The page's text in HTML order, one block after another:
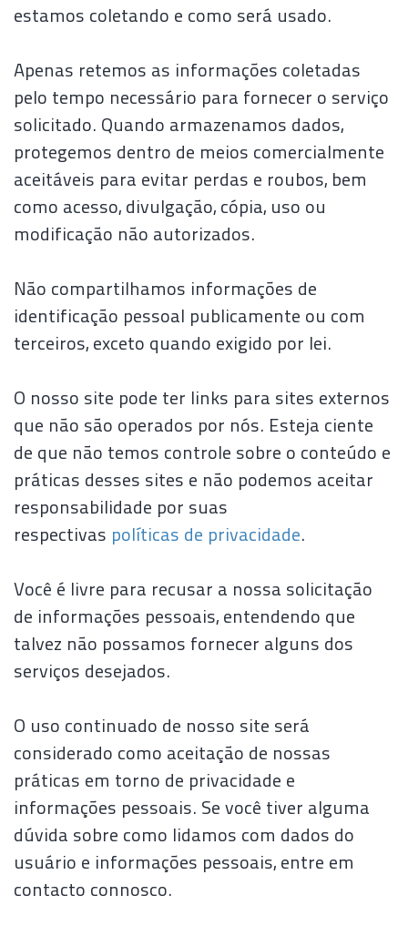
estamos coletando e como será usado.
Apenas retemos as informações coletadas
pelo tempo necessário para fornecer o serviço
solicitado. Quando armazenamos dados,
protegemos dentro de meios comercialmente
aceitáveis ​​para evitar perdas e roubos, bem
como acesso, divulgação, cópia, uso ou
modificação não autorizados.
Não compartilhamos informações de
identificação pessoal publicamente ou com
terceiros, exceto quando exigido por lei.
O nosso site pode ter links para sites externos
que não são operados por nós. Esteja ciente
de que não temos controle sobre o conteúdo e
práticas desses sites e não podemos aceitar
responsabilidade por suas
respectivas políticas de privacidade.
Você é livre para recusar a nossa solicitação
de informações pessoais, entendendo que
talvez não possamos fornecer alguns dos
serviços desejados.
O uso continuado de nosso site será
considerado como aceitação de nossas
práticas em torno de privacidade e
informações pessoais. Se você tiver alguma
dúvida sobre como lidamos com dados do
usuário e informações pessoais, entre em
contacto connosco.